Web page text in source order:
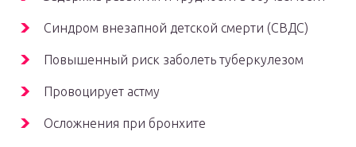
Синдром внезапной детской смерти (СВДС)
Повышенный риск заболеть туберкулезом
Провоцирует астму
Осложнения при бронхите